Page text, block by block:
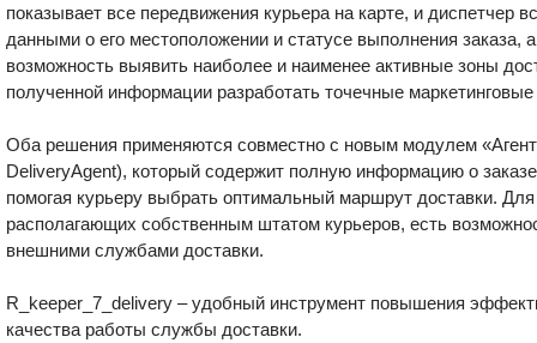
показывает все передвижения курьера на карте, и диспетчер
данными о его местоположении и статусе выполнения заказа,
возможность выявить наиболее и наименее активные зоны
полученной информации разработать точечные
Оба решения применяются совместно с новым модулем
DeliveryAgent), который содержит полную информацию о
помогая курьеру выбрать оптимальный маршрут доставки. Для
располагающих собственным штатом курьеров, есть
внешними службами доставки.
R_keeper_7_delivery – удобный инструмент повышения
качества работы службы доставки.